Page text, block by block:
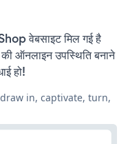
वेबसाइट मिल गई है
ऑनलाइन उपस्थिति बनाने
हो!
draw in, captivate, turn,